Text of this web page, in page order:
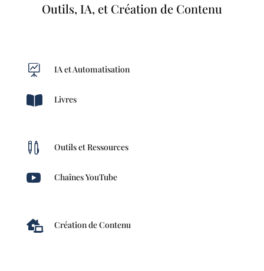
Outils, IA, et Création de Contenu
 IA et Automatisation
 Livres
 Outils et Ressources
 Chaînes YouTube
 Création de Contenu